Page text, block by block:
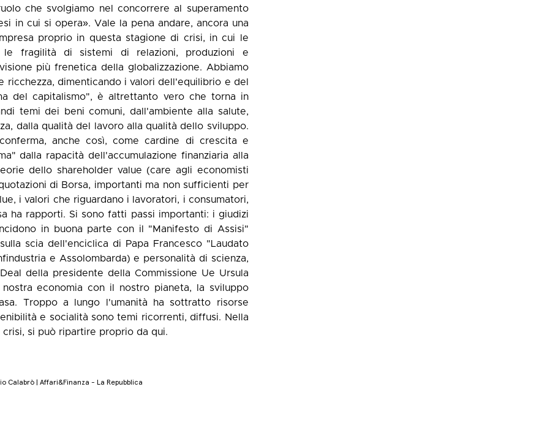
che svolgiamo nel concorrere al superamento
in cui si opera». Vale la pena andare, ancora una
proprio in questa stagione di crisi, in cui le
le fragilità di sistemi di relazioni, produzioni e
più frenetica della globalizzazione. Abbiamo
dimenticando i valori dell'equilibrio e del
del capitalismo", è altrettanto vero che torna in
temi dei beni comuni, dall'ambiente alla salute,
dalla qualità del lavoro alla qualità dello sviluppo.
anche così, come cardine di crescita e
dalla rapacità dell'accumulazione finanziaria alla
dello shareholder value (care agli economisti
di Borsa, importanti ma non sufficienti per
i valori che riguardano i lavoratori, i consumatori,
ha rapporti. Si sono fatti passi importanti: i giudizi
in buona parte con il "Manifesto di Assisi"
scia dell'enciclica di Papa Francesco "Laudato
e Assolombarda) e personalità di scienza,
della presidente della Commissione Ue Ursula
economia con il nostro pianeta, la sviluppo
Troppo a lungo l'umanità ha sottratto risorse
e socialità sono temi ricorrenti, diffusi. Nella
si può ripartire proprio da qui.
Calabrò | Affari&Finanza - La Repubblica